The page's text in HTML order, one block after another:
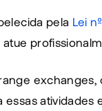
pela Lei
essas